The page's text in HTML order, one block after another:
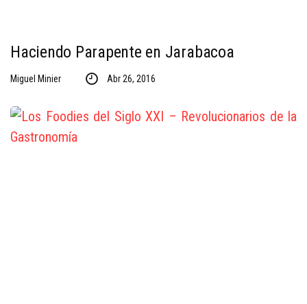
Haciendo Parapente en Jarabacoa
Miguel Minier Abr 26, 2016